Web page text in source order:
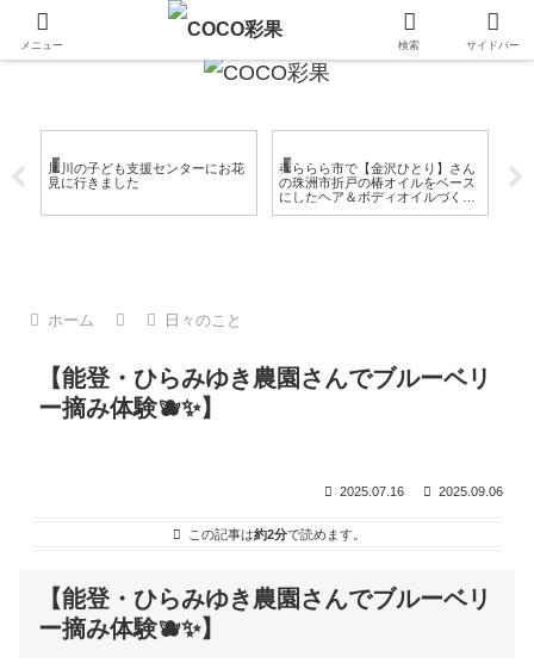
金沢 加賀 能登のおいしいもの
こと 日々のこと
犀川の子ども支援センターにお花
見に行きました
日々のこと
春ららら市で【金沢ひとり】さん
の珠洲市折戸の椿オイルをベース
にしたヘア＆ボディオイルづくり
業
は
ホーム 日々のこと
【能登・ひらみゆき農園さんでブルーベリ
ー摘み体験🫐✨】
2025.07.16 2025.09.06
この記事は約2分で読めます。
【能登・ひらみゆき農園さんでブルーベリ
ー摘み体験🫐✨】
メニュー 検索 サイドバー